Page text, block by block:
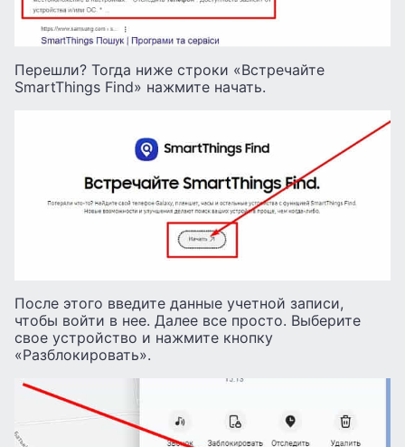
Перешли? Тогда ниже строки «Встречайте
SmartThings Find» нажмите начать.
После этого введите данные учетной записи,
чтобы войти в нее. Далее все просто. Выберите
свое устройство и нажмите кнопку
«Разблокировать».